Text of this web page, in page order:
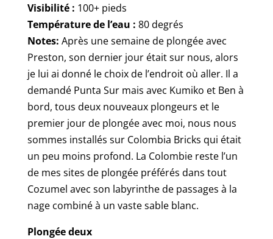
Visibilité : 100+ pieds
Température de l’eau : 80 degrés
Notes: Après une semaine de plongée avec
Preston, son dernier jour était sur nous, alors
je lui ai donné le choix de l’endroit où aller. Il a
demandé Punta Sur mais avec Kumiko et Ben à
bord, tous deux nouveaux plongeurs et le
premier jour de plongée avec moi, nous nous
sommes installés sur Colombia Bricks qui était
un peu moins profond. La Colombie reste l’un
de mes sites de plongée préférés dans tout
Cozumel avec son labyrinthe de passages à la
nage combiné à un vaste sable blanc.
Plongée deux